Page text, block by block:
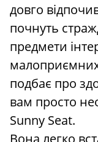
довго
почнуть
предмети
малоприємних
подбає про
вам просто
Sunny Seat.
Вона легко